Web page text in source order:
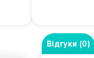
Відгуки (0)